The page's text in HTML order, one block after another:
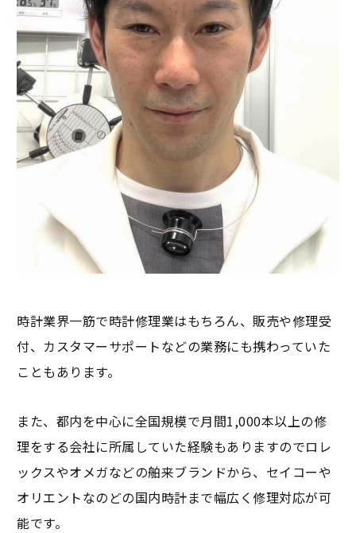
時計業界一筋で時計修理業はもちろん、販売や修理受
付、カスタマーサポートなどの業務にも携わっていた
こともあります。
また、都内を中心に全国規模で月間1,000本以上の修
理をする会社に所属していた経験もありますのでロレ
ックスやオメガなどの舶来ブランドから、セイコーや
オリエントなのどの国内時計まで幅広く修理対応が可
能です。